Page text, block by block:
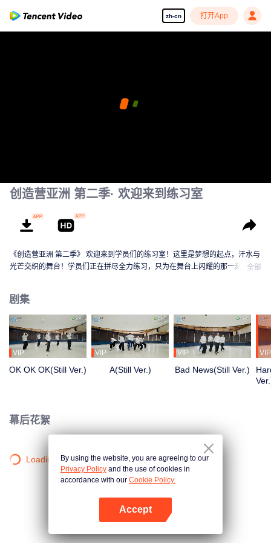
zh-cn 打开App
创造营亚洲 第二季· 欢迎来到练习室
《创造营亚洲 第二季》 欢迎来到学员们的练习室！这里是梦想的起点，汗水与
光芒交织的舞台！学员们正在拼尽全力练习，只为在舞台上闪耀的那一刻。从
全部
剧集
VIP
OK OK OK(Still Ver.)
VIP
A(Still Ver.)
VIP
Bad News(Still Ver.)
VIP
幕后花絮
Loading…By using the website, you are agreeing to our
Privacy Policy and the use of cookies in
accordance with our Cookie Policy.
Accept